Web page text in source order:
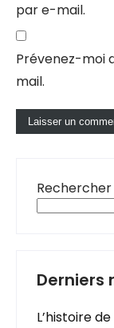
par e-mail.
Prévenez-moi
mail.
Rechercher
Derniers
L’histoire